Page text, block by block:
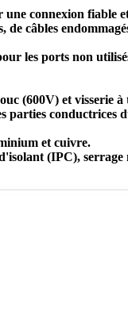
connexion fiable
câbles
les ports non
(600V) et visserie à
parties conductrices
et cuivre.
(IPC), serrage